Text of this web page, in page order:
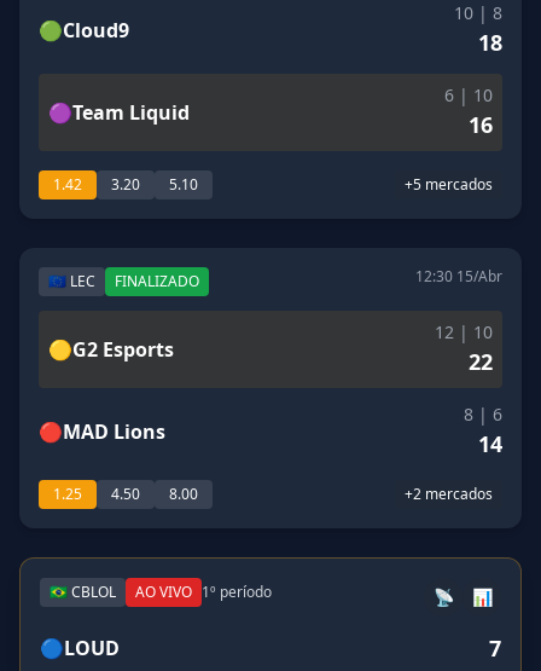
🟢Cloud9
10 | 8
18
🟣Team Liquid
6 | 10
16
1.42 3.20 5.10 +5 mercados
🇪🇺 LEC FINALIZADO 12:30 15/Abr
🟡G2 Esports
12 | 10
22
🔴MAD Lions
8 | 6
14
1.25 4.50 8.00 +2 mercados
🇧🇷 CBLOL AO VIVO 1º período 📡 📊
🔵LOUD 7